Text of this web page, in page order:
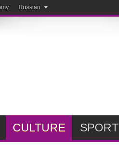
Russian
CULTURE SPORT